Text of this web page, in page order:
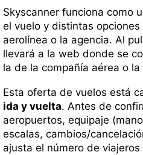
Skyscanner funciona como
el vuelo y distintas
aerolínea o la agencia. Al
llevará a la web donde se
la de la compañía aérea o
Esta oferta de vuelos está
ida y vuelta. Antes de
aeropuertos, equipaje
escalas, cambios/
ajusta el número de